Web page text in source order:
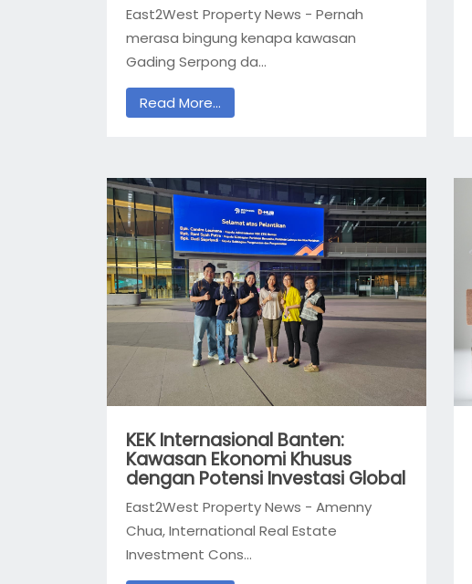
East2West Property News - Pernah
merasa bingung kenapa kawasan
Gading Serpong da...
Read More...
KEK Internasional Banten:
Kawasan Ekonomi Khusus
dengan Potensi Investasi Global
East2West Property News - Amenny
Chua, International Real Estate
Investment Cons...